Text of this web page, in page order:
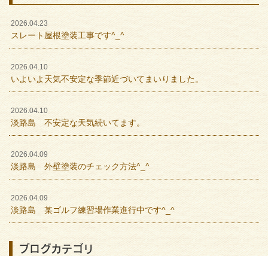
2026.04.23
スレート屋根塗装工事です^_^
2026.04.10
いよいよ天気不安定な季節近づいてまいりました。
2026.04.10
淡路島 不安定な天気続いてます。
2026.04.09
淡路島 外壁塗装のチェック方法^_^
2026.04.09
淡路島 某ゴルフ練習場作業進行中です^_^
ブログカテゴリ